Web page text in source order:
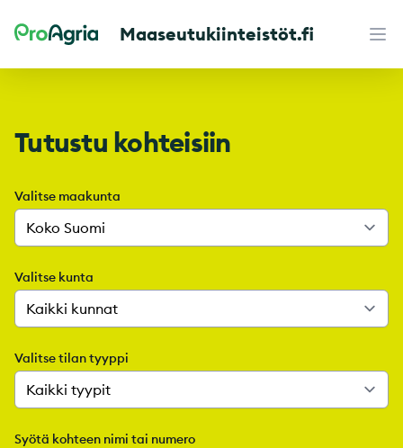
MaaseutukiinteistötMaaseutukiinteistöt.fi
Tutustu kohteisiin
Valitse maakunta
Valitse kunta
Valitse tilan tyyppi
Syötä kohteen nimi tai numero